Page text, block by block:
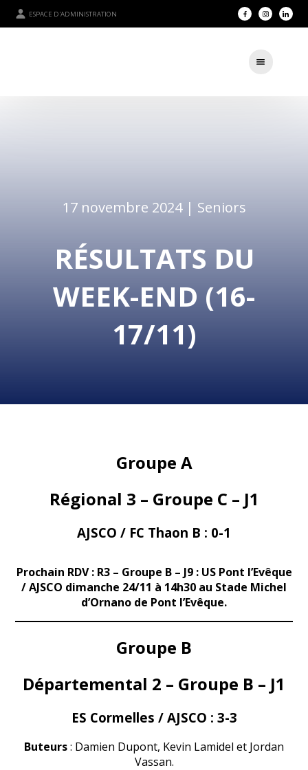
ESPACE D'ADMINISTRATION
17 novembre 2024 | Seniors
RÉSULTATS DU
WEEK-END (16-
17/11)
Groupe A
Régional 3 – Groupe C – J1
AJSCO / FC Thaon B : 0-1
Prochain RDV : R3 – Groupe B – J9 : US Pont l’Evêque
/ AJSCO dimanche 24/11 à 14h30 au Stade Michel
d’Ornano de Pont l’Evêque.
Groupe B
Départemental 2 – Groupe B – J1
ES Cormelles / AJSCO : 3-3
Buteurs: Damien Dupont, Kevin Lamidel et Jordan
Vassan.